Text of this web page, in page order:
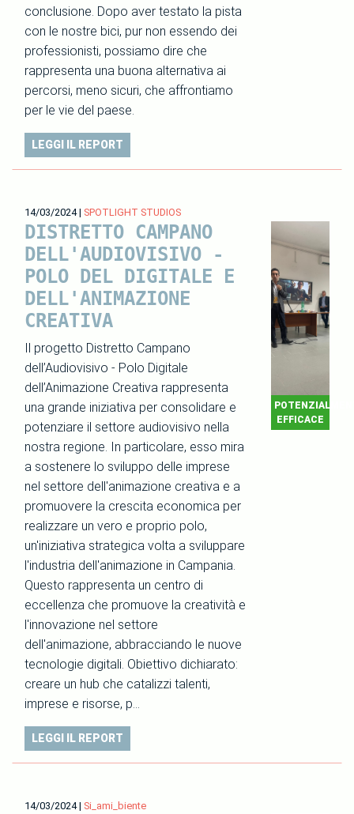
conclusione. Dopo aver testato la pista
con le nostre bici, pur non essendo dei
professionisti, possiamo dire che
rappresenta una buona alternativa ai
percorsi, meno sicuri, che affrontiamo
per le vie del paese.
LEGGI IL REPORT
14/03/2024| SPOTLIGHT STUDIOS
DISTRETTO CAMPANO
DELL'AUDIOVISIVO -
POLO DEL DIGITALE E
DELL'ANIMAZIONE
CREATIVA
Il progetto Distretto Campano
dell’Audiovisivo - Polo Digitale
dell’Animazione Creativa rappresenta
una grande iniziativa per consolidare e
potenziare il settore audiovisivo nella
nostra regione. In particolare, esso mira
a sostenere lo sviluppo delle imprese
nel settore dell'animazione creativa e a
promuovere la crescita economica per
realizzare un vero e proprio polo,
un'iniziativa strategica volta a sviluppare
l'industria dell'animazione in Campania.
Questo rappresenta un centro di
eccellenza che promuove la creatività e
l'innovazione nel settore
dell'animazione, abbracciando le nuove
tecnologie digitali. Obiettivo dichiarato:
creare un hub che catalizzi talenti,
imprese e risorse, p…
EFFICACE
LEGGI IL REPORT
14/03/2024| Si_ami_biente